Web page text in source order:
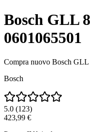
Bosch GLL
0601065501
Compra nuovo Bosch GLL
Bosch
5.0 (123)
423,99 €